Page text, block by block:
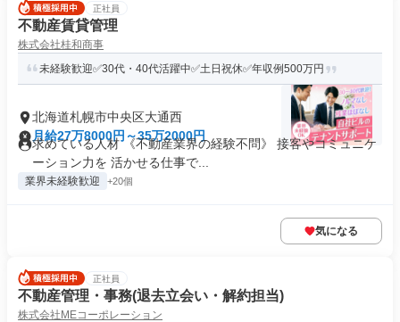
正社員
不動産賃貸管理
株式会社桂和商事
未経験歓迎✅30代・40代活躍中✅土日祝休✅年収例500万円
北海道札幌市中央区大通西
月給27万8000円～35万2000円
求めている人材 《不動産業界の経験不問》 接客やコミュニケ
ーション力を 活かせる仕事で...
業界未経験歓迎 +20個
気になる
正社員
不動産管理・事務(退去立会い・解約担当)
株式会社MEコーポレーション